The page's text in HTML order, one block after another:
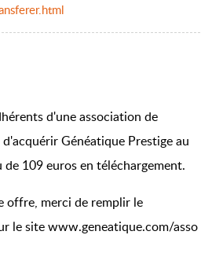
d'une association de
Généatique Prestige au
109 euros en téléchargement.
offre, merci de remplir le
le site www.geneatique.com/asso